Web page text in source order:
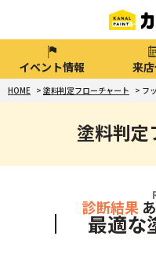
イベント情報 来
HOME > 塗料判定フローチャート > フ
塗料判定
診断結果
最適な